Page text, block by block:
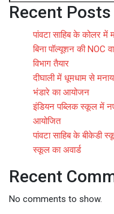
Recent Posts
पांवटा साहिब के कोलर में
बिना पॉल्यूशन की NOC
विभाग तैयार
दीघाली में धूमधाम से
भंडारे का आयोजन
इंडियन पब्लिक स्कूल में
आयोजित
पांवटा साहिब के
स्कूल का अवार्ड
Recent
No comments to show.